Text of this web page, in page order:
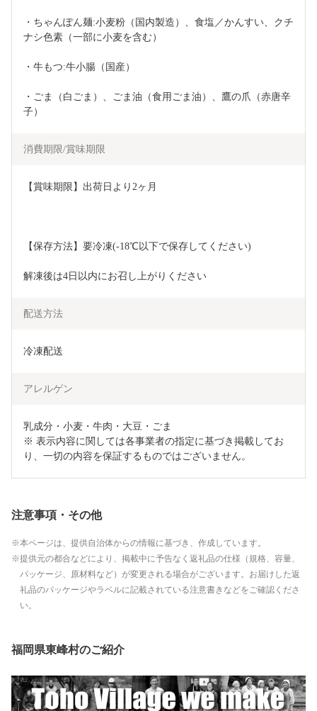
・ちゃんぽん麺:小麦粉（国内製造）、食塩／かんすい、クチ
ナシ色素（一部に小麦を含む）
・牛もつ:牛小腸（国産）
・ごま（白ごま）、ごま油（食用ごま油）、鷹の爪（赤唐辛
子）
消費期限/賞味期限
【賞味期限】出荷日より2ヶ月
【保存方法】要冷凍(-18℃以下で保存してください)
解凍後は4日以内にお召し上がりください
配送方法
冷凍配送
アレルゲン
乳成分・小麦・牛肉・大豆・ごま
※ 表示内容に関しては各事業者の指定に基づき掲載してお
り、一切の内容を保証するものではございません。
注意事項・その他
本ページは、提供自治体からの情報に基づき、作成しています。
提供元の都合などにより、掲載中に予告なく返礼品の仕様（規格、容量、
パッケージ、原材料など）が変更される場合がございます。お届けした返
礼品のパッケージやラベルに記載されている注意書きなどをご確認くださ
い。
福岡県東峰村のご紹介